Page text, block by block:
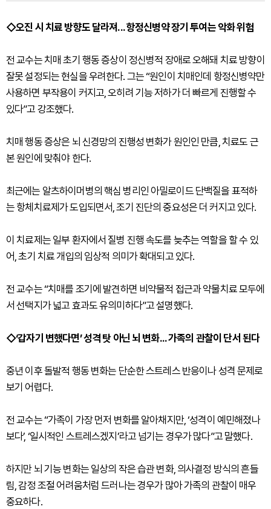
◇오진 시 치료 방향도 달라져... 항정신병약 장기 투여는 악화 위험
전 교수는 치매 초기 행동 증상이 정신병적 장애로 오해돼 치료 방향이
잘못 설정되는 현실을 우려한다. 그는 “원인이 치매인데 항정신병약만
사용하면 부작용이 커지고, 오히려 기능 저하가 더 빠르게 진행할 수
있다”고 강조했다.
치매 행동 증상은 뇌 신경망의 진행성 변화가 원인인 만큼, 치료도 근
본 원인에 맞춰야 한다.
최근에는 알츠하이머병의 핵심 병리인 아밀로이드 단백질을 표적하
는 항체치료제가 도입되면서, 조기 진단의 중요성은 더 커지고 있다.
이 치료제는 일부 환자에서 질병 진행 속도를 늦추는 역할을 할 수 있
어, 초기 치료 개입의 임상적 의미가 확대되고 있다.
전 교수는 “치매를 조기에 발견하면 비약물적 접근과 약물치료 모두에
서 선택지가 넓고 효과도 유의미하다”고 설명했다.
◇‘갑자기 변했다면’ 성격 탓 아닌 뇌 변화... 가족의 관찰이 단서 된다
중년 이후 돌발적 행동 변화는 단순한 스트레스 반응이나 성격 문제로
보기 어렵다.
전 교수는 “가족이 가장 먼저 변화를 알아채지만, ‘성격이 예민해졌나
보다’, ‘일시적인 스트레스겠지’라고 넘기는 경우가 많다”고 말했다.
하지만 뇌 기능 변화는 일상의 작은 습관 변화, 의사결정 방식의 흔들
림, 감정 조절 어려움처럼 드러나는 경우가 많아 가족의 관찰이 매우
중요하다.